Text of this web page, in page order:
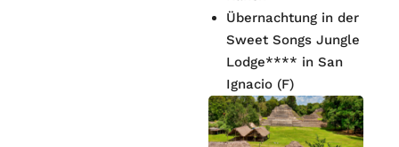
Übernachtung in der
Sweet Songs Jungle
Lodge**** in San
Ignacio (F)